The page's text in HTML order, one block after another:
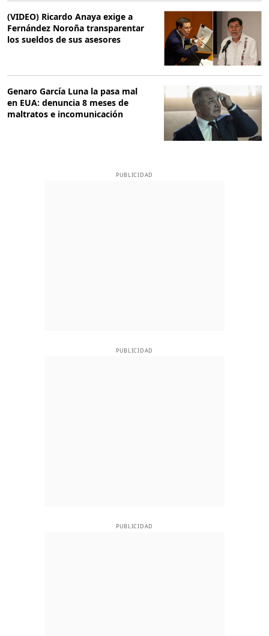
(VIDEO) Ricardo Anaya exige a
Fernández Noroña transparentar
los sueldos de sus asesores
Genaro García Luna la pasa mal
en EUA: denuncia 8 meses de
maltratos e incomunicación
PUBLICIDAD
PUBLICIDAD
PUBLICIDAD